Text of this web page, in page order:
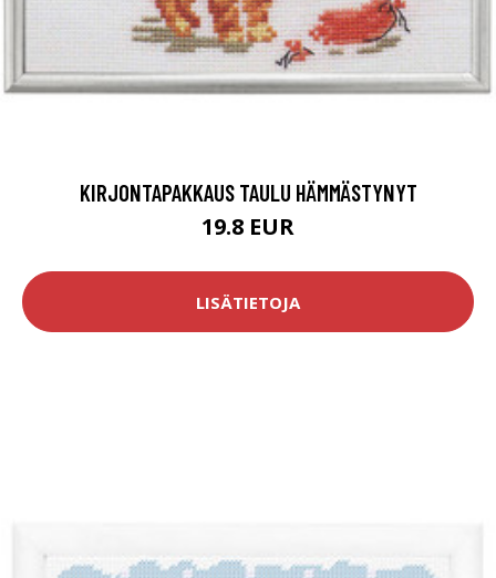
KIRJONTAPAKKAUS TAULU HÄMMÄSTYNYT
19.8 EUR
LISÄTIETOJA